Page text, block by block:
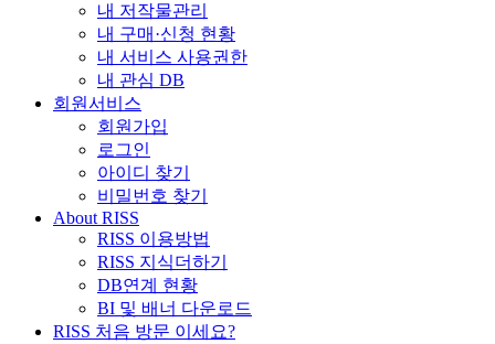
내 저작물관리
내 구매·신청 현황
내 서비스 사용권한
내 관심 DB
회원서비스
회원가입
로그인
아이디 찾기
비밀번호 찾기
About RISS
RISS 이용방법
RISS 지식더하기
DB연계 현황
BI 및 배너 다운로드
RISS 처음 방문 이세요?